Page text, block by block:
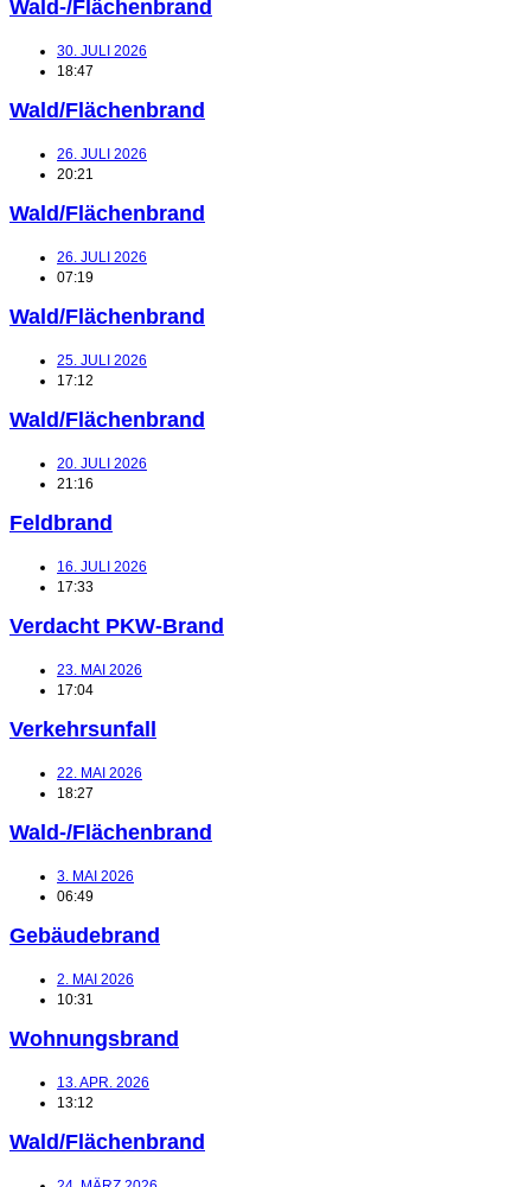
Wald-/Flächenbrand
30. JULI 2026
18:47
Wald/Flächenbrand
26. JULI 2026
20:21
Wald/Flächenbrand
26. JULI 2026
07:19
Wald/Flächenbrand
25. JULI 2026
17:12
Wald/Flächenbrand
20. JULI 2026
21:16
Feldbrand
16. JULI 2026
17:33
Verdacht PKW-Brand
23. MAI 2026
17:04
Verkehrsunfall
22. MAI 2026
18:27
Wald-/Flächenbrand
3. MAI 2026
06:49
Gebäudebrand
2. MAI 2026
10:31
Wohnungsbrand
13. APR. 2026
13:12
Wald/Flächenbrand